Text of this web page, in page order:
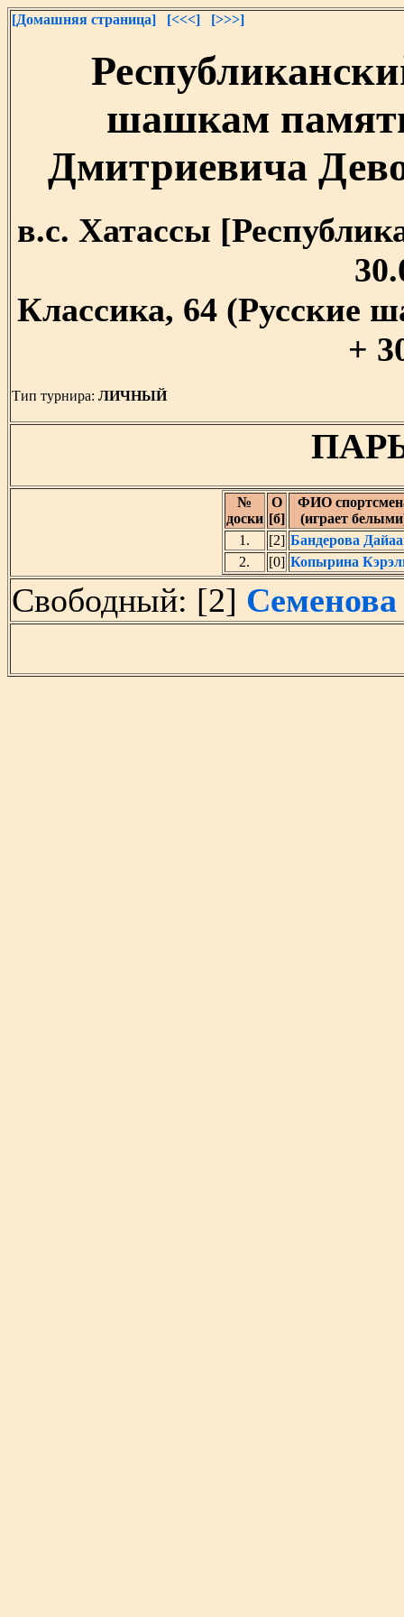
[Домашняя страница] [<<<] [>>>]
шашкам
Дмитриевича
в.c. Хатассы
Классика, 64 (Русские
+
Тип турнира: ЛИЧНЫЙ
№
доски
O
[б]
ФИО
(играет
1.
[2] Бандерова
2.
[0] Копырина
Свободный: [2]